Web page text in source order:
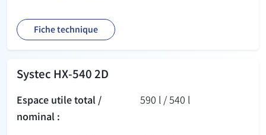
Fiche technique
Systec HX-540 2D
Espace utile total /
nominal :
590 l / 540 l